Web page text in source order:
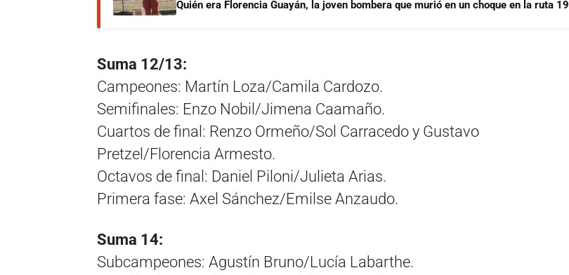
Quién era Florencia Guayán, la joven bombera que murió en un choque en la ruta 19
Suma 12/13:
Campeones: Martín Loza/Camila Cardozo.
Semifinales: Enzo Nobil/Jimena Caamaño.
Cuartos de final: Renzo Ormeño/Sol Carracedo y Gustavo
Pretzel/Florencia Armesto.
Octavos de final: Daniel Piloni/Julieta Arias.
Primera fase: Axel Sánchez/Emilse Anzaudo.
Suma 14:
Subcampeones: Agustín Bruno/Lucía Labarthe.